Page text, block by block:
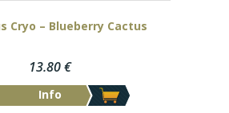
Cryo – Blueberry Cactus
13.80€
Info